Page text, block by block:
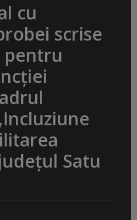
cu
scrise
pentru
Satu